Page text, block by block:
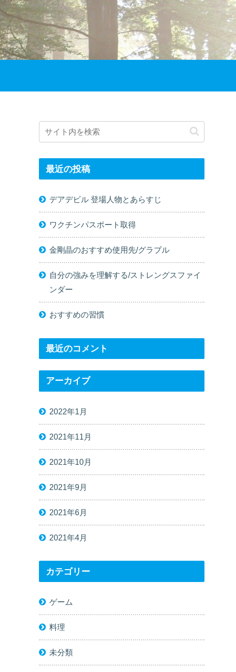
最近の投稿
デアデビル 登場人物とあらすじ
ワクチンパスポート取得
金剛晶のおすすめ使用先/グラブル
自分の強みを理解する/ストレングスファイ
ンダー
おすすめの習慣
最近のコメント
アーカイブ
2022年1月
2021年11月
2021年10月
2021年9月
2021年6月
2021年4月
カテゴリー
ゲーム
料理
未分類